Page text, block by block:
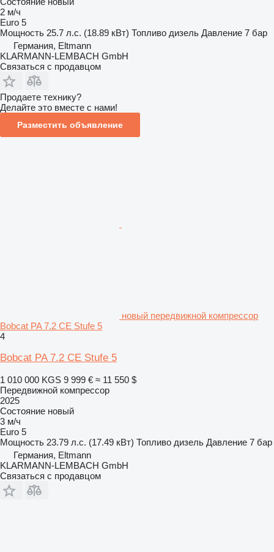
2 м/ч
Euro 5
Мощность 25.7 л.с. (18.89 кВт) Топливо дизель Давление 7 бар
Германия, Eltmann
KLARMANN-LEMBACH GmbH
Связаться с продавцом
Продаете технику?
Делайте это вместе с нами!
Разместить объявление
новый передвижной компрессор
Bobcat PA 7.2 CE Stufe 5
4
Bobcat PA 7.2 CE Stufe 5
1 010 000 KGS 9 999 € ≈ 11 550 $
Передвижной компрессор
2025
Состояние новый
3 м/ч
Euro 5
Мощность 23.79 л.с. (17.49 кВт) Топливо дизель Давление 7 бар
Германия, Eltmann
KLARMANN-LEMBACH GmbH
Связаться с продавцом